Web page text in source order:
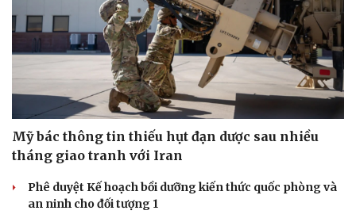
Mỹ bác thông tin thiếu hụt đạn dược sau nhiều
tháng giao tranh với Iran
Phê duyệt Kế hoạch bồi dưỡng kiến thức quốc phòng và
an ninh cho đối tượng 1